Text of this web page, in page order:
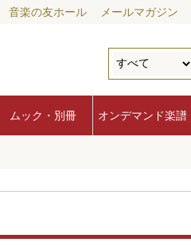
音楽の友ホール メールマガジン
ムック・別冊 オンデマンド楽譜